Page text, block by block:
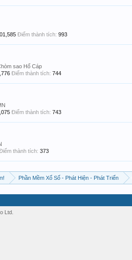
Điểm thành tích: 993
sao Hổ Cáp
Điểm thành tích: 744
Điểm thành tích: 743
thành tích: 373
Phần Mềm Xổ Số - Phát Hiện - Phát Triển
Ltd.